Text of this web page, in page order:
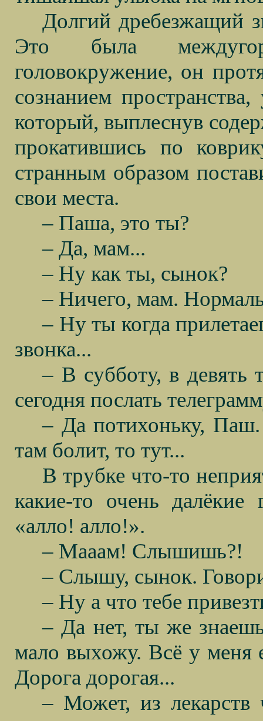
Долгий дребезжащий
Это была
головокружение, он
сознанием
который, выплеснув
прокатившись по
странным образом
свои места.
– Паша, это ты?
– Да, мам...
– Ну как ты, сынок?
– Ничего, мам.
– Ну ты когда
звонка...
– В субботу, в девять
сегодня послать
– Да потихоньку,
там болит, то тут...
В трубке что-то
какие-то очень далёкие
«алло! алло!».
– Мааам! Слышишь?!
– Слышу, сынок.
– Ну а что тебе
– Да нет, ты же
мало выхожу. Всё у меня
Дорога дорогая...
– Может, из